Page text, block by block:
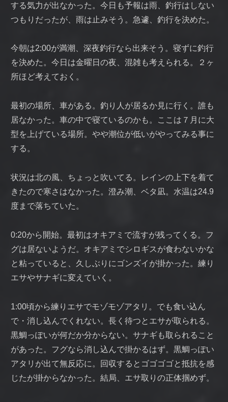
する気力が出なかった。今日も予報は雨、釣行はしない
つもりだったが、雨は止みそう。急遽、釣行を決めた。
今朝は2:00が満潮、深夜釣行なら出来そう。寝ずに釣行
を決めた。今日は金曜日の夜、混雑も考えられる。２ヶ
所ほど考えておく。
最初の場所、車がある。釣り人が居るか見に行く。誰も
居なかった。車の中で寝ているのかも。ここは７月に大
型を上げている場所。やや潮位が低いがやってみる事に
する。
状況は北の風、ちょっと吹いてる。レインの上下を着て
きたので寒さはなかった。澄み潮、ベタ凪。水温は24.9
度まで落ちていた。
0:20から開始。最初はオキアミで流すが残ってくる。フ
グは居ないようだ。オキアミでシロギスが食わないかな
と粘っていると、久しぶりにゴンズイが掛かった。練り
エサやサナギに変えていく。
1:00頃から練りエサでモゾモゾアタリ。でも食い込ん
で・消し込んでくれない。長く待つとエサが取られる。
黒鯛っぽいが何だか分からない。サナギも取られること
があった。フグなら消し込んで掛かるはず。黒鯛っぽい
アタリが出て無反応に。回収するとゴゴゴゴと抵抗を感
じたが掛からなかった。結局、エサ取りの正体掴めず。